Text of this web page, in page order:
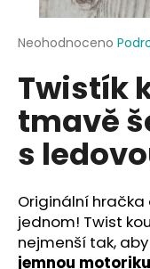
Průměrné
produktu
0,0
z
5
hvězdiček.
Neohodnoceno
Twistík
tmavě
s
Originální
jednom! Twist
nejmenší tak, aby
jemnou motoriku
j
t
?